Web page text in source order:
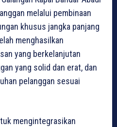
melalui pembinaan
khusus jangka panjang
menghasilkan
yang berkelanjutan
yang solid dan erat, dan
pelanggan sesuai
mengintegrasikan